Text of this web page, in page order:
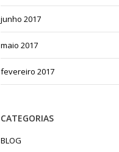
junho 2017
maio 2017
fevereiro 2017
CATEGORIAS
BLOG